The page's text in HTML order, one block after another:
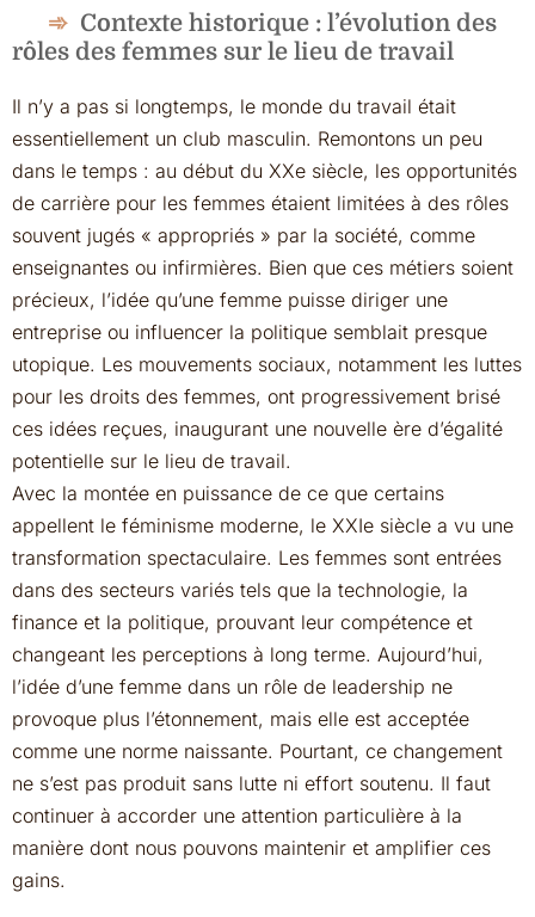
Contexte historique : l’évolution des
rôles des femmes sur le lieu de travail
Il n’y a pas si longtemps, le monde du travail était
essentiellement un club masculin. Remontons un peu
dans le temps : au début du XXe siècle, les opportunités
de carrière pour les femmes étaient limitées à des rôles
souvent jugés « appropriés » par la société, comme
enseignantes ou infirmières. Bien que ces métiers soient
précieux, l’idée qu’une femme puisse diriger une
entreprise ou influencer la politique semblait presque
utopique. Les mouvements sociaux, notamment les luttes
pour les droits des femmes, ont progressivement brisé
ces idées reçues, inaugurant une nouvelle ère d’égalité
potentielle sur le lieu de travail.
Avec la montée en puissance de ce que certains
appellent le féminisme moderne, le XXIe siècle a vu une
transformation spectaculaire. Les femmes sont entrées
dans des secteurs variés tels que la technologie, la
finance et la politique, prouvant leur compétence et
changeant les perceptions à long terme. Aujourd’hui,
l’idée d’une femme dans un rôle de leadership ne
provoque plus l’étonnement, mais elle est acceptée
comme une norme naissante. Pourtant, ce changement
ne s’est pas produit sans lutte ni effort soutenu. Il faut
continuer à accorder une attention particulière à la
manière dont nous pouvons maintenir et amplifier ces
gains.